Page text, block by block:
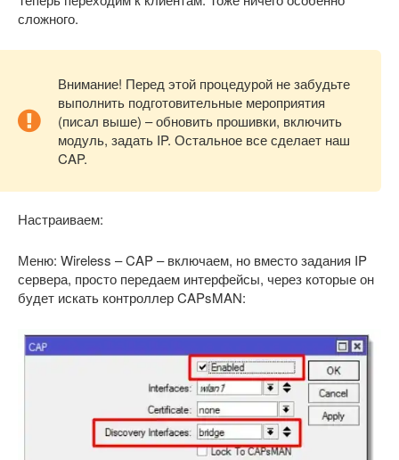
сложного.
Внимание! Перед этой процедурой не забудьте
выполнить подготовительные мероприятия
(писал выше) – обновить прошивки, включить
модуль, задать IP. Остальное все сделает наш
CAP.
Настраиваем:
Меню: Wireless – CAP – включаем, но вместо задания IP
сервера, просто передаем интерфейсы, через которые он
будет искать контроллер CAPsMAN: